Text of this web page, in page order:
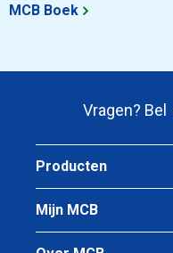
MCB Boek
Vragen? Bel
Producten
Mijn MCB